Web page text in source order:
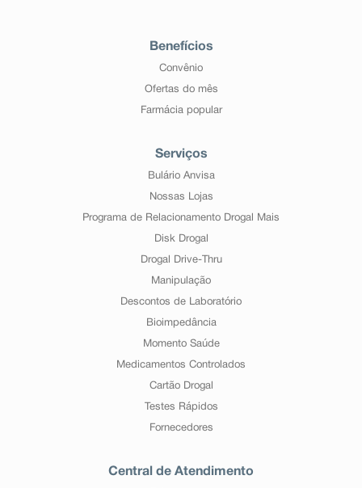
Benefícios
Convênio
Ofertas do mês
Farmácia popular
Serviços
Bulário Anvisa
Nossas Lojas
Programa de Relacionamento Drogal Mais
Disk Drogal
Drogal Drive-Thru
Manipulação
Descontos de Laboratório
Bioimpedância
Momento Saúde
Medicamentos Controlados
Cartão Drogal
Testes Rápidos
Fornecedores
Central de Atendimento